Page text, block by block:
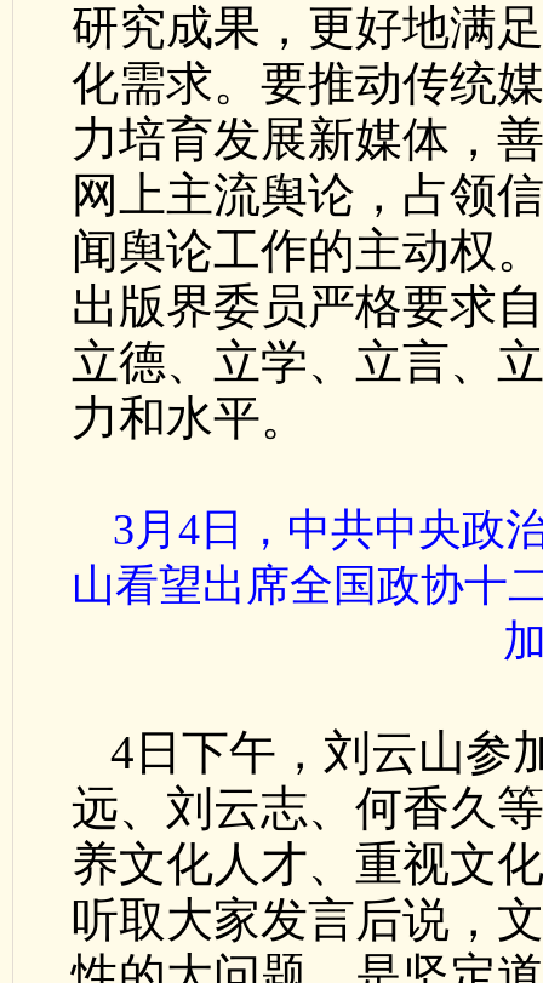
研究成果，更好地满
化需求。要推动传统
力培育发展新媒体，
网上主流舆论，占领
闻舆论工作的主动权
出版界委员严格要求
立德、立学、立言、
力和水平。
3月4日，中共中央政
山看望出席全国政协十
4日下午，刘云山参
远、刘云志、何香久
养文化人才、重视文
听取大家发言后说，